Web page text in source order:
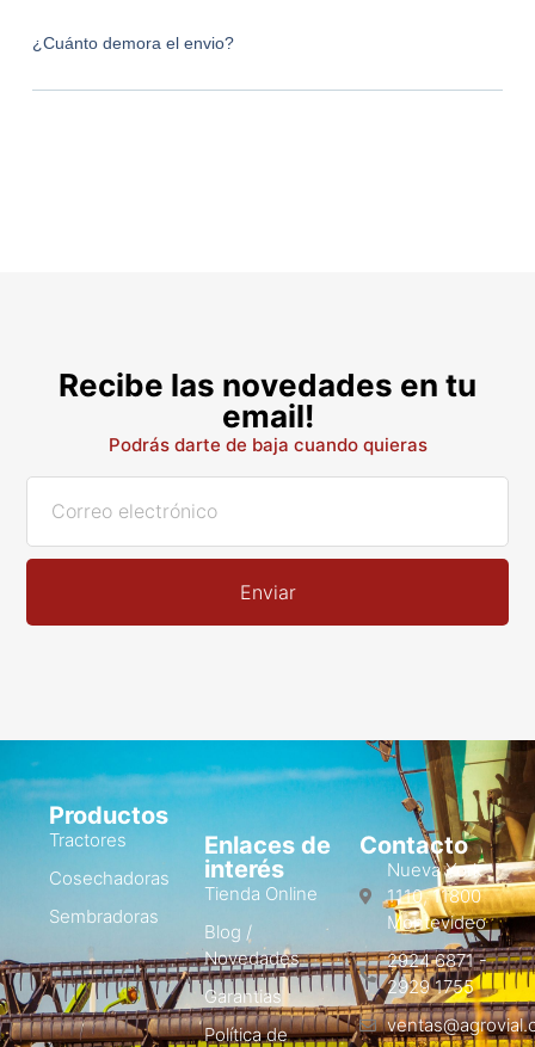
¿Cuánto demora el envio?
Recibe las novedades en tu
email!
Podrás darte de baja cuando quieras
Enviar
Productos
Tractores
Cosechadoras
Sembradoras
Enlaces de
interés
Tienda Online
Blog /
Novedades
Garantias
Política de
Contacto
Nueva York
1110, 11800
Montevideo
2924 6871 -
2929 1755